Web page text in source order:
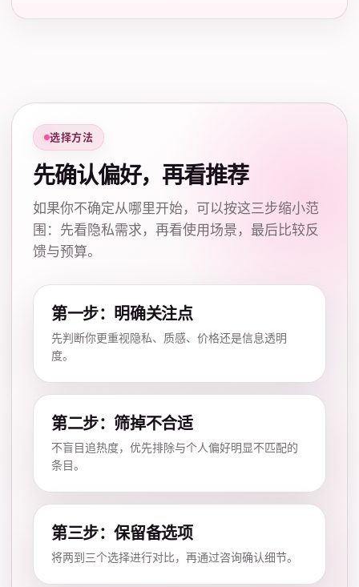
选择方法
先确认偏好，再看推荐
如果你不确定从哪里开始，可以按这三步缩小范
围：先看隐私需求，再看使用场景，最后比较反
馈与预算。
第一步：明确关注点
先判断你更重视隐私、质感、价格还是信息透明
度。
第二步：筛掉不合适
不盲目追热度，优先排除与个人偏好明显不匹配的
条目。
第三步：保留备选项
将两到三个选择进行对比，再通过咨询确认细节。